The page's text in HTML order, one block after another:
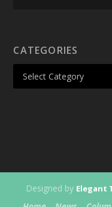
CATEGORIES
Designed by Elegant